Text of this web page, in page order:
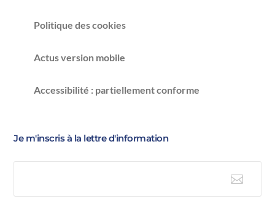
Politique des cookies
Actus version mobile
Accessibilité : partiellement conforme
Je m'inscris à la lettre d'information
